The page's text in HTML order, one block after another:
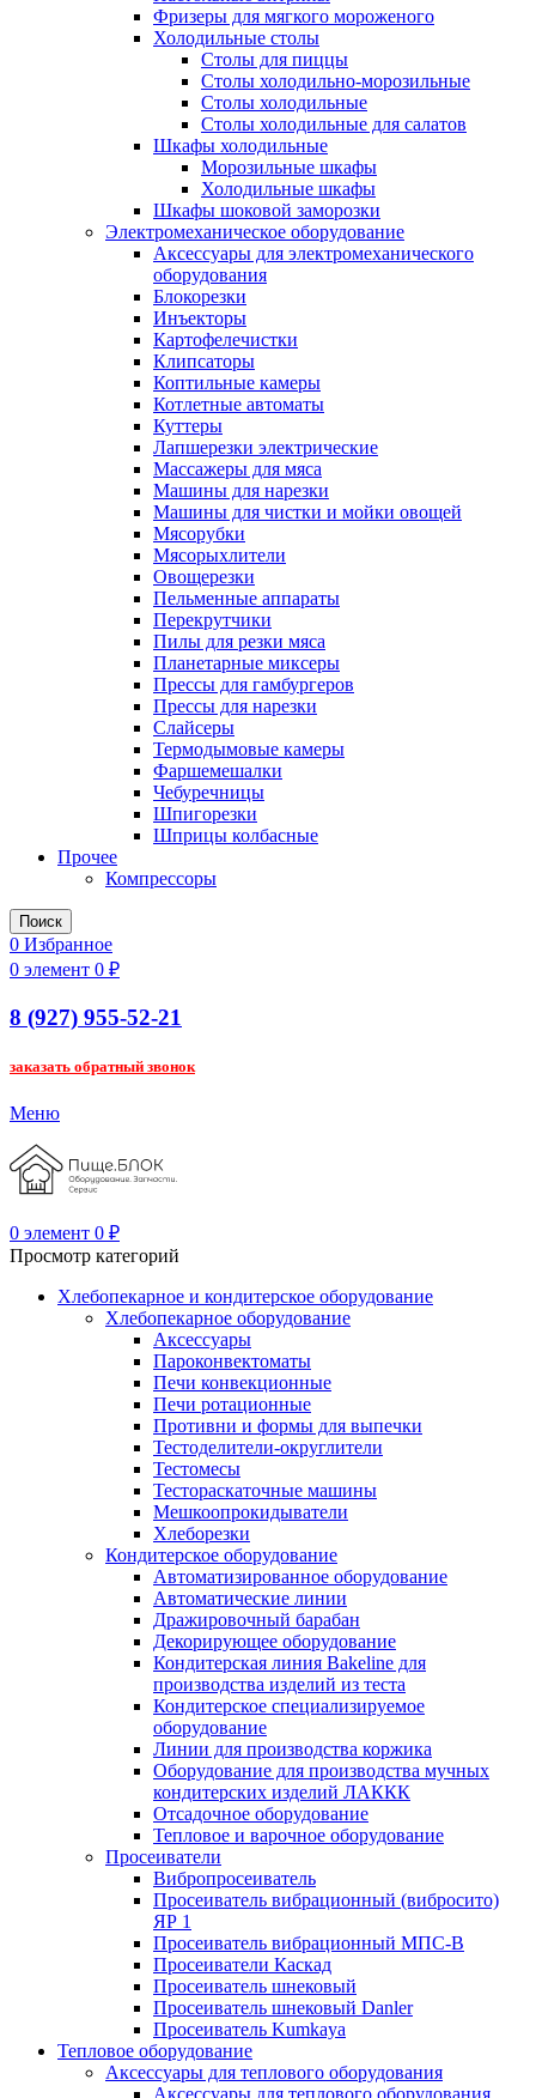
Фризеры для мягкого мороженого
Холодильные столы
Столы для пиццы
Столы холодильно-морозильные
Столы холодильные
Столы холодильные для салатов
Шкафы холодильные
Mорозильные шкафы
Холодильные шкафы
Шкафы шоковой заморозки
Электромеханическое оборудование
Аксессуары для электромеханического
оборудования
Блокорезки
Инъекторы
Картофелечистки
Клипсаторы
Коптильные камеры
Котлетные автоматы
Куттеры
Лапшерезки электрические
Массажеры для мяса
Машины для нарезки
Машины для чистки и мойки овощей
Мясорубки
Мясорыхлители
Овощерезки
Пельменные аппараты
Перекрутчики
Пилы для резки мяса
Планетарные миксеры
Прессы для гамбургеров
Прессы для нарезки
Слайсеры
Термодымовые камеры
Фаршемешалки
Чебуречницы
Шпигорезки
Шприцы колбасные
Прочее
Компрессоры
Поиск
0 Избранное
0 элемент 0 ₽
8 (927) 955-52-21
заказать обратный звонок
Меню
0 элемент 0 ₽
Просмотр категорий
Хлебопекарное и кондитерское оборудование
Хлебопекарное оборудование
Аксессуары
Пароконвектоматы
Печи конвекционные
Печи ротационные
Противни и формы для выпечки
Тестоделители-округлители
Тестомесы
Тестораскаточные машины
Мешкоопрокидыватели
Хлеборезки
Кондитерское оборудование
Автоматизированное оборудование
Автоматические линии
Дражировочный барабан
Декорирующее оборудование
Кондитерская линия Bakeline для
производства изделий из теста
Кондитерское специализируемое
оборудование
Линии для производства коржика
Оборудование для производства мучных
кондитерских изделий ЛАККК
Отсадочное оборудование
Тепловое и варочное оборудование
Просеиватели
Вибропросеиватель
Просеиватель вибрационный (вибросито)
ЯР 1
Просеиватель вибрационный МПС-В
Просеиватели Каскад
Просеиватель шнековый
Просеиватель шнековый Danler
Просеиватель Kumkaya
Тепловое оборудование
Аксессуары для теплового оборудования
Аксессуары для теплового оборудования